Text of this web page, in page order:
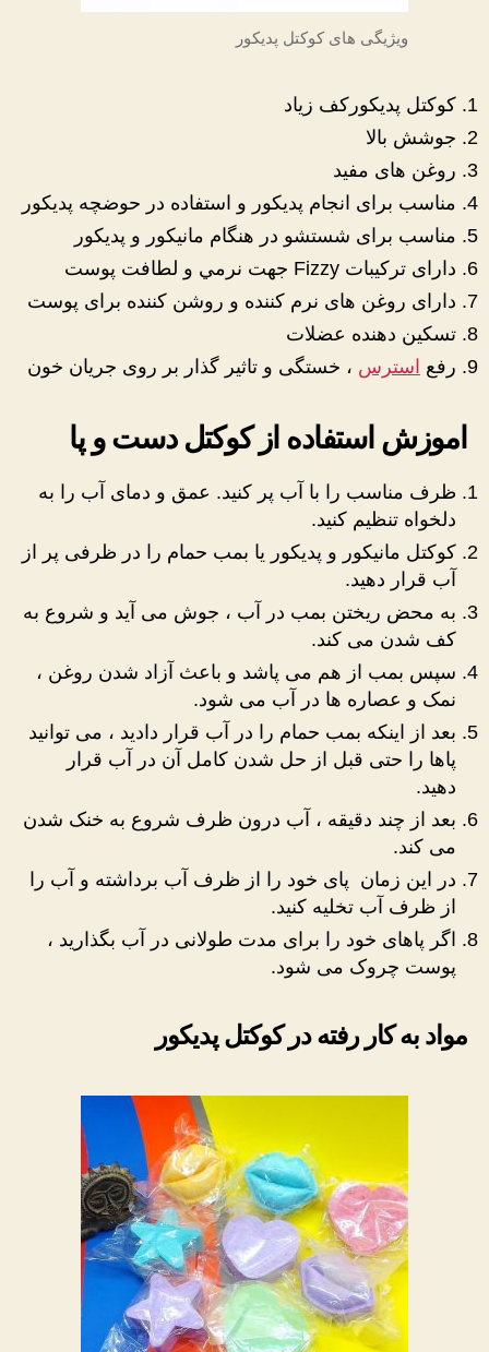
ویژیگی های کوکتل پدیکور
کوکتل پدیکورکف زیاد
جوشش بالا
روغن های مفید
مناسب برای انجام پدیکور و استفاده در حوضچه پدیکور
مناسب برای شستشو در هنگام مانیکور و پدیکور
دارای تركيبات Fizzy جهت نرمي و لطافت پوست
دارای روغن های نرم کننده و روشن کننده برای پوست
تسکین دهنده عضلات
رفع استرس ، خستگی و تاثیر گذار بر روی جریان خون
اموزش استفاده از کوکتل دست و پا
ظرف مناسب را با آب پر کنید. عمق و دمای آب را به
دلخواه تنظیم کنید.
کوکتل مانیکور و پدیکور یا بمب حمام را در ظرفی پر از
آب قرار دهید.
به محض ریختن بمب در آب ، جوش می آید و شروع به
کف شدن می کند.
سپس بمب از هم می پاشد و باعث آزاد شدن روغن ،
نمک و عصاره ها در آب می شود.
بعد از اینکه بمب حمام را در آب قرار دادید ، می توانید
پاها را حتی قبل از حل شدن کامل آن در آب قرار
دهید.
بعد از چند دقیقه ، آب درون ظرف شروع به خنک شدن
می کند.
در این زمان پای خود را از ظرف آب برداشته و آب را
از ظرف آب تخلیه کنید.
اگر پاهای خود را برای مدت طولانی در آب بگذارید ،
پوست چروک می شود.
مواد به کار رفته در کوکتل پدیکور